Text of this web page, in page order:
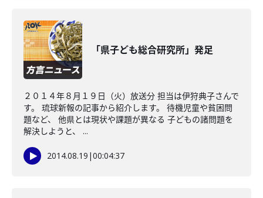
「県子ども総合研究所」発足
２０１４年８月１９日（火）放送分 担当は伊狩典子さんで
す。 琉球新報の記事から紹介します。 待機児童や貧困問
題など、 他県とは現状や課題が異なる 子どもの諸問題を
解決しようと、 ...
2014.08.19 |00:04:37